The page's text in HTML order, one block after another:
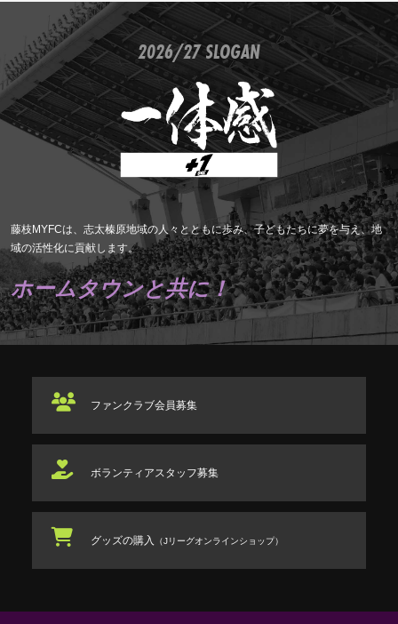
2026/27 SLOGAN
藤枝MYFCは、志太榛原地域の人々とともに歩み、子どもたちに夢を与え、地
域の活性化に貢献します。
ホームタウンと共に！
ファンクラブ会員募集
ボランティアスタッフ募集
グッズの購入 （Jリーグオンラインショップ）